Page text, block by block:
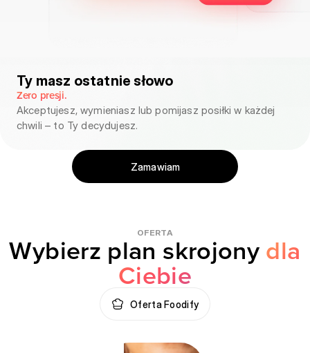
Ty masz ostatnie słowo
Zero presji.
Akceptujesz, wymieniasz lub pomijasz posiłki w każdej
chwili – to Ty decydujesz.
Zamawiam
OFERTA
Wybierz plan skrojonydla
Ciebie
Oferta Foodify